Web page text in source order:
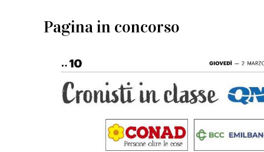
Pagina in concorso